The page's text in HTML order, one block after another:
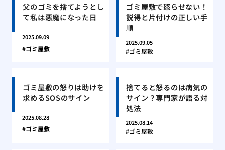
父のゴミを捨てようとし
て私は悪魔になった日
2025.09.09
ゴミ屋敷
ゴミ屋敷で怒らせない！
説得と片付けの正しい手
順
2025.09.05
ゴミ屋敷
ゴミ屋敷の怒りは助けを
求めるSOSのサイン
2025.08.28
ゴミ屋敷
捨てると怒るのは病気の
サイン？専門家が語る対
処法
2025.08.14
ゴミ屋敷